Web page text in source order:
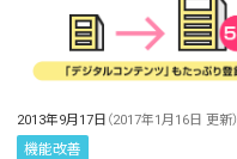
2013年9月17日 （2017年1月16日 更新）
機能改善